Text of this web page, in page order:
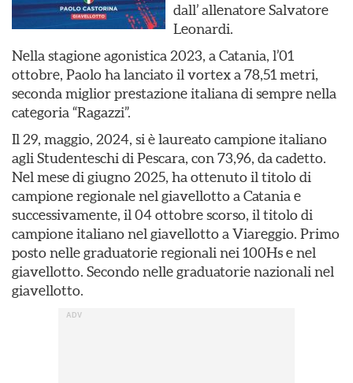
dall’ allenatore Salvatore
Leonardi.
Nella stagione agonistica 2023, a Catania, l’01
ottobre, Paolo ha lanciato il vortex a 78,51 metri,
seconda miglior prestazione italiana di sempre nella
categoria “Ragazzi”.
Il 29, maggio, 2024, si è laureato campione italiano
agli Studenteschi di Pescara, con 73,96, da cadetto.
Nel mese di giugno 2025, ha ottenuto il titolo di
campione regionale nel giavellotto a Catania e
successivamente, il 04 ottobre scorso, il titolo di
campione italiano nel giavellotto a Viareggio. Primo
posto nelle graduatorie regionali nei 100Hs e nel
giavellotto. Secondo nelle graduatorie nazionali nel
giavellotto.